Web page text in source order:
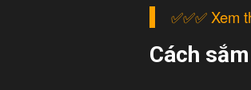
✅✅✅ Xem
Cách